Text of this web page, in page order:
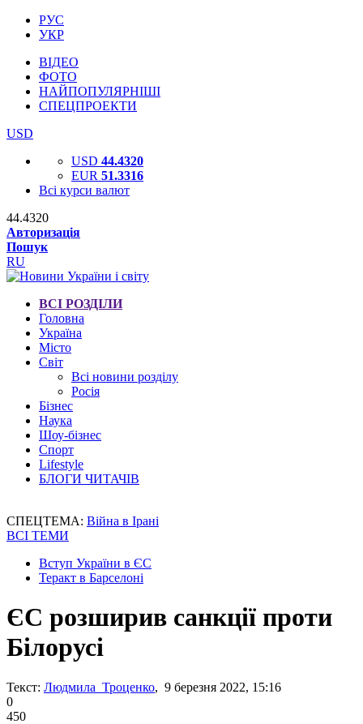
РУС
УКР
ВІДЕО
ФОТО
НАЙПОПУЛЯРНІШІ
СПЕЦПРОЕКТИ
USD
USD 44.4320
EUR 51.3316
Всі курси валют
44.4320
Авторизація
Пошук
RU
ВСІ РОЗДІЛИ
Головна
Україна
Місто
Світ
Всі новини розділу
Росія
Бізнес
Наука
Шоу-бізнес
Спорт
Lifestyle
БЛОГИ ЧИТАЧІВ
СПЕЦТЕМА: Війна в Ірані
ВСІ ТЕМИ
Вступ України в ЄС
Теракт в Барселоні
ЄС розширив санкції проти
Білорусі
Текст: Людмила Троценко, 9 березня 2022, 15:16
0
450